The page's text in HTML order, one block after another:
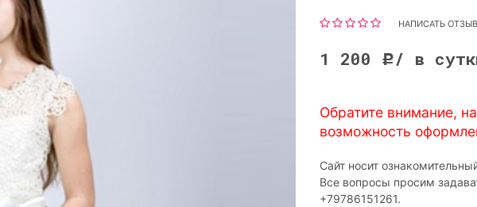
НАПИСАТЬ ОТЗЫВ
1 200 Р / в
Обратите внимание,
возможность
Сайт носит
Все вопросы просим
‎+79786151261.